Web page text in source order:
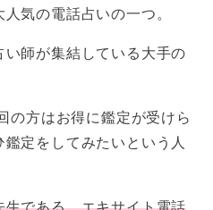
気の電話占いの一つ。
師が集結している大手の
の方はお得に鑑定が受けら
定をしてみたいという人
である、エキサイト電話